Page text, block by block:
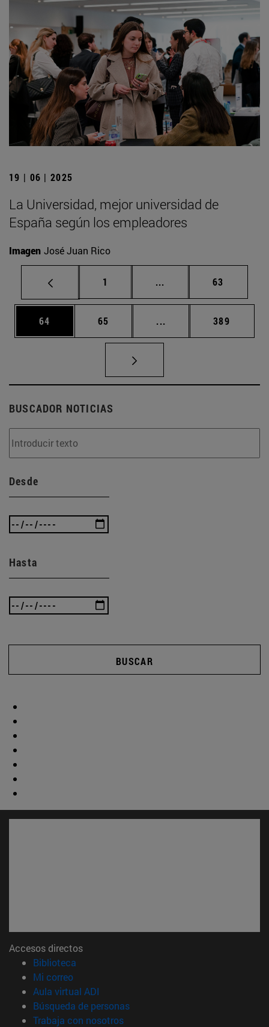
19 | 06 | 2025
La Universidad, mejor universidad de
España según los empleadores
Imagen José Juan Rico
Página
1 ... Páginas intermedias
Página
63
Página
64 Página
65 ... Páginas intermedias
Página
389
BUSCADOR NOTICIAS
Desde
Hasta
BUSCAR
Accesos directos
Biblioteca
Mi correo(abre en nueva ventana)
Aula virtual ADI
Búsqueda de personas(abre en nueva ventana)
Trabaja con nosotros(abre en nueva ventana)